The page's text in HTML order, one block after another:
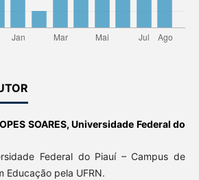
SOARES,Universidade Federal do
Federal do Piauí – Campus de
Educação pela UFRN.